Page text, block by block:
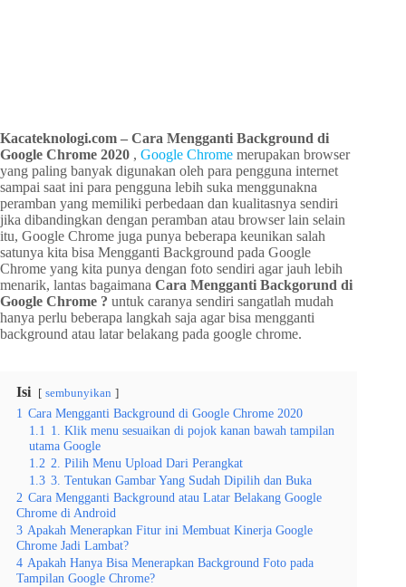
Kacateknologi.com – Cara Mengganti Background di
Google Chrome 2020 , Google Chrome merupakan browser
yang paling banyak digunakan oleh para pengguna internet
sampai saat ini para pengguna lebih suka menggunakna
peramban yang memiliki perbedaan dan kualitasnya sendiri
jika dibandingkan dengan peramban atau browser lain selain
itu, Google Chrome juga punya beberapa keunikan salah
satunya kita bisa Mengganti Background pada Google
Chrome yang kita punya dengan foto sendiri agar jauh lebih
menarik, lantas bagaimana Cara Mengganti Backgorund di
Google Chrome ? untuk caranya sendiri sangatlah mudah
hanya perlu beberapa langkah saja agar bisa mengganti
background atau latar belakang pada google chrome.
Isi sembunyikan
1 Cara Mengganti Background di Google Chrome 2020
1.1 1. Klik menu sesuaikan di pojok kanan bawah tampilan
utama Google
1.2 2. Pilih Menu Upload Dari Perangkat
1.3 3. Tentukan Gambar Yang Sudah Dipilih dan Buka
2 Cara Mengganti Background atau Latar Belakang Google
Chrome di Android
3 Apakah Menerapkan Fitur ini Membuat Kinerja Google
Chrome Jadi Lambat?
4 Apakah Hanya Bisa Menerapkan Background Foto pada
Tampilan Google Chrome?